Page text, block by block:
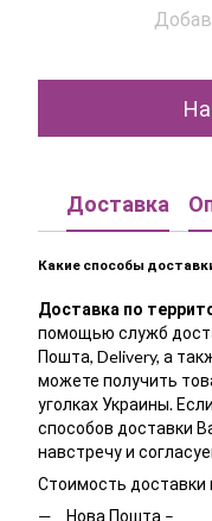
Доставка
Какие способы
Доставка по
помощью служб
Пошта, Delivery, а
можете получить
уголках Украины.
способов доставки
навстречу и
Стоимость доставки
Нова Пошта –